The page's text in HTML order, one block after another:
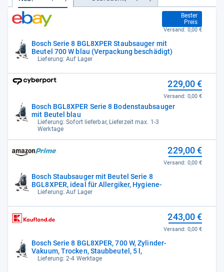
Bosch Serie 8 BGL8XPER Staubsauger mit
Beutel 700 W blau (Verpackung beschädigt)
Lieferung: Auf Lager
Bester
Preis
207,90 €
Versand: 0,00 €
Bosch BGL8XPER Serie 8 Bodenstaubsauger
mit Beutel blau
Lieferung: Sofort lieferbar, Lieferzeit max. 1-3
Werktage
229,00 €
Versand: 0,00 €
Bosch Staubsauger mit Beutel Serie 8
BGL8XPER, ideal für Allergiker, Hygiene-
Lieferung: Auf Lager
229,00 €
Versand: 0,00 €
Bosch Serie 8 BGL8XPER, 700 W, Zylinder-
Vakuum, Trocken, Staubbeutel, 5 l,
Lieferung: 2-4 Werktage
243,00 €
Versand: 0,00 €